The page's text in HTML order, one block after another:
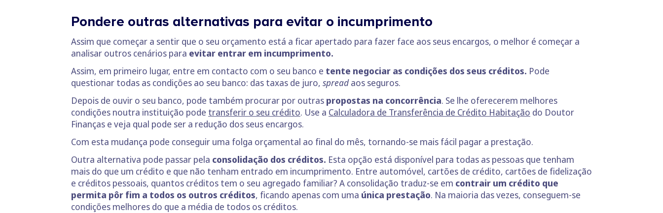
Pondere outras alternativas para evitar o incumprimento
Assim que começar a sentir que o seu orçamento está a ficar apertado para fazer face aos seus encargos, o melhor é começar a
analisar outros cenários para evitar entrar em incumprimento.
Assim, em primeiro lugar, entre em contacto com o seu banco e tente negociar as condições dos seus créditos. Pode
questionar todas as condições ao seu banco: das taxas de juro, spreadaos seguros.
Depois de ouvir o seu banco, pode também procurar por outras propostas na concorrência. Se lhe oferecerem melhores
condições noutra instituição pode transferir o seu crédito. Use a Calculadora de Transferência de Crédito Habitação do Doutor
Finanças e veja qual pode ser a redução dos seus encargos.
Com esta mudança pode conseguir uma folga orçamental ao final do mês, tornando-se mais fácil pagar a prestação.
Outra alternativa pode passar pela consolidação dos créditos. Esta opção está disponível para todas as pessoas que tenham
mais do que um crédito e que não tenham entrado em incumprimento. Entre automóvel, cartões de crédito, cartões de fidelização
e créditos pessoais, quantos créditos tem o seu agregado familiar? A consolidação traduz-se em contrair um crédito que
permita pôr fim a todos os outros créditos, ficando apenas com uma única prestação. Na maioria das vezes, conseguem-se
condições melhores do que a média de todos os créditos.